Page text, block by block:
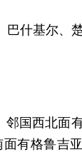
巴什基尔、
邻国西北面
有格鲁吉